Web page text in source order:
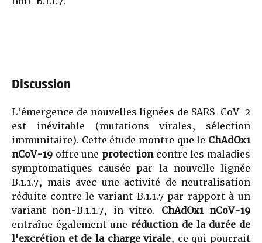
Discussion
L'émergence de nouvelles lignées de SARS-CoV-2
est inévitable (mutations virales, sélection
immunitaire). Cette étude montre que le ChAdOx1
nCoV-19 offre une protectioncontre les maladies
symptomatiques causée par la nouvelle lignée
B.1.1.7, mais avec une activité de neutralisation
réduite contre le variant B.1.1.7 par rapport à un
variant non-B.1.1.7, in vitro. ChAdOx1 nCoV-19
entraîne également une réduction de la durée de
l'excrétion et de la charge virale, ce qui pourrait